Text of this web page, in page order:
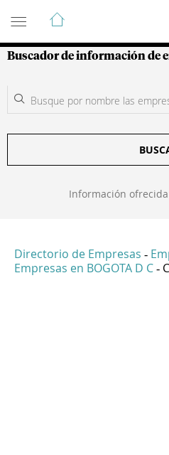
Guía de Empresas
Buscador de información de
Información
Directorio de Empresas -
Empresas en BOGOTA D C -